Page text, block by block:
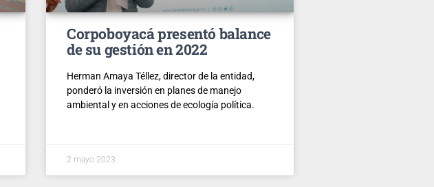
Corpoboyacá presentó balance
de su gestión en 2022
Herman Amaya Téllez, director de la entidad,
ponderó la inversión en planes de manejo
ambiental y en acciones de ecología política.
2 mayo 2023